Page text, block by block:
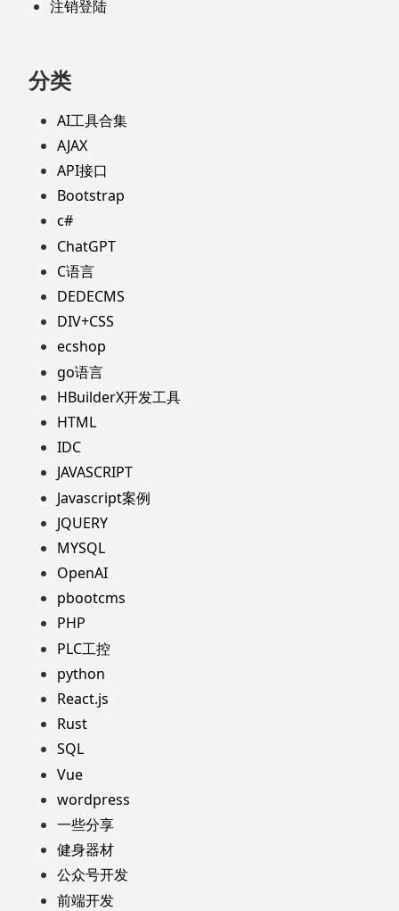
注销登陆
分类
AI工具合集
AJAX
API接口
Bootstrap
c#
ChatGPT
C语言
DEDECMS
DIV+CSS
ecshop
go语言
HBuilderX开发工具
HTML
IDC
JAVASCRIPT
Javascript案例
JQUERY
MYSQL
OpenAI
pbootcms
PHP
PLC工控
python
React.js
Rust
SQL
Vue
wordpress
一些分享
健身器材
公众号开发
前端开发